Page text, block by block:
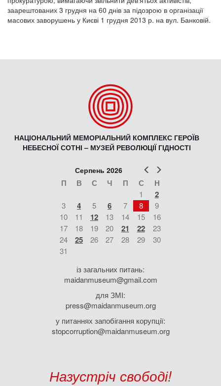
заарештованих 3 грудня на 60 днів за підозрою в організації
масових заворушень у Києві 1 грудня 2013 р. на вул. Банковій.
НАЦІОНАЛЬНИЙ МЕМОРІАЛЬНИЙ КОМПЛЕКС ГЕРОЇВ
НЕБЕСНОЇ СОТНІ – МУЗЕЙ РЕВОЛЮЦІЇ ГІДНОСТІ
Попер
Серпень 2026
П В С Ч П С Н
1 2
3 4 5 6 7 8
9
10
11 12 13 14 15
16
17
18 19 20 21 22
23
24
25 26 27 28 29
30
31
із загальних питань:
maidanmuseum@gmail.com
для ЗМІ:
press@maidanmuseum.org
у питаннях запобігання корупції:
stopcorruption@maidanmuseum.org
Назустріч свободі!